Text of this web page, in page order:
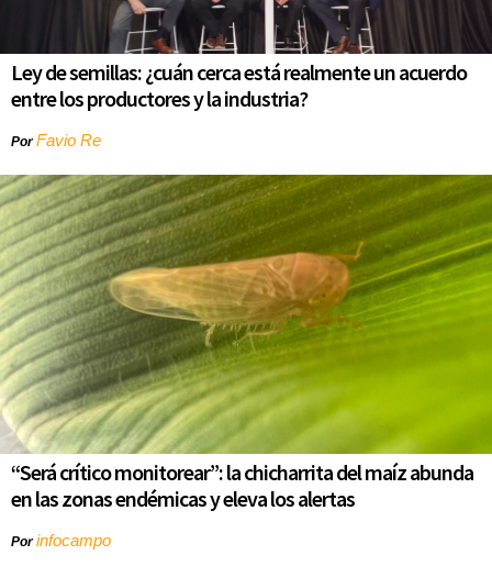
Ley de semillas: ¿cuán cerca está realmente un acuerdo
entre los productores y la industria?
PorFavio Re
“Será crítico monitorear”: la chicharrita del maíz abunda
en las zonas endémicas y eleva los alertas
Porinfocampo